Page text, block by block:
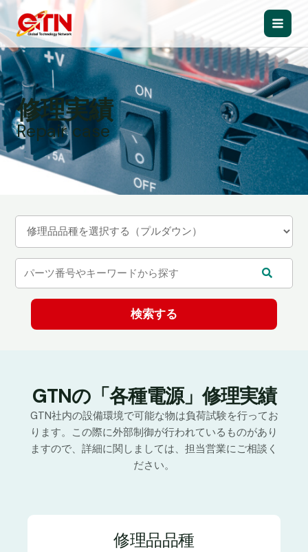
内
容
を
ス
キ
ッ
プ
Main
修理実績
Repair case
GTNの「各種電源」修理実績
GTN社内の設備環境で可能な物は負荷試験を行ってお
ります。この際に外部制御が行われているものがあり
ますので、詳細に関しましては、担当営業にご相談く
ださい。
修理品品種